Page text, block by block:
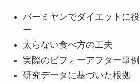
バーミヤンでダイエットに
ー
太らない食べ方の工夫
実際のビフォーアフター事例
研究データに基づいた根拠